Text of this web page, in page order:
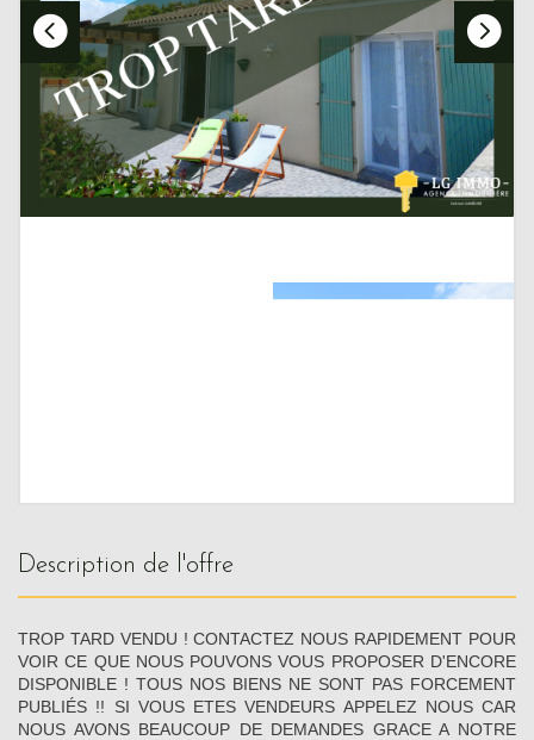
description de l'offre
TROP TARD VENDU ! CONTACTEZ NOUS RAPIDEMENT POUR
VOIR CE QUE NOUS POUVONS VOUS PROPOSER D'ENCORE
DISPONIBLE ! TOUS NOS BIENS NE SONT PAS FORCEMENT
PUBLIÉS !! SI VOUS ETES VENDEURS APPELEZ NOUS CAR
NOUS AVONS BEAUCOUP DE DEMANDES GRACE A NOTRE